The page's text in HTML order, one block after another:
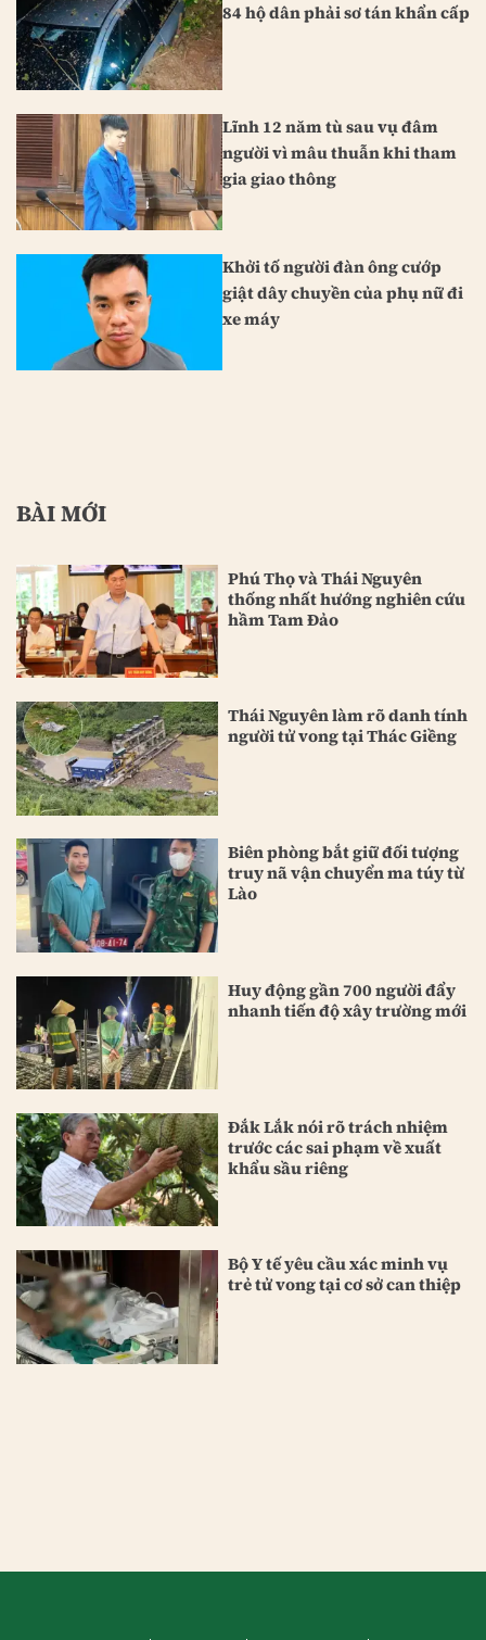
84 hộ dân phải sơ tán khẩn cấp
Lĩnh 12 năm tù sau vụ đâm
người vì mâu thuẫn khi tham
gia giao thông
Khởi tố người đàn ông cướp
giật dây chuyền của phụ nữ đi
xe máy
BÀI MỚI
Phú Thọ và Thái Nguyên
thống nhất hướng nghiên cứu
hầm Tam Đảo
Thái Nguyên làm rõ danh tính
người tử vong tại Thác Giềng
Biên phòng bắt giữ đối tượng
truy nã vận chuyển ma túy từ
Lào
Huy động gần 700 người đẩy
nhanh tiến độ xây trường mới
Đắk Lắk nói rõ trách nhiệm
trước các sai phạm về xuất
khẩu sầu riêng
Bộ Y tế yêu cầu xác minh vụ
trẻ tử vong tại cơ sở can thiệp